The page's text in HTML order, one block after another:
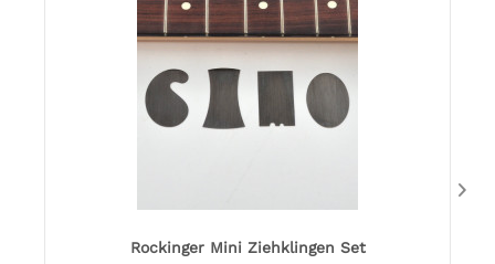
Rockinger Mini Ziehklingen Set